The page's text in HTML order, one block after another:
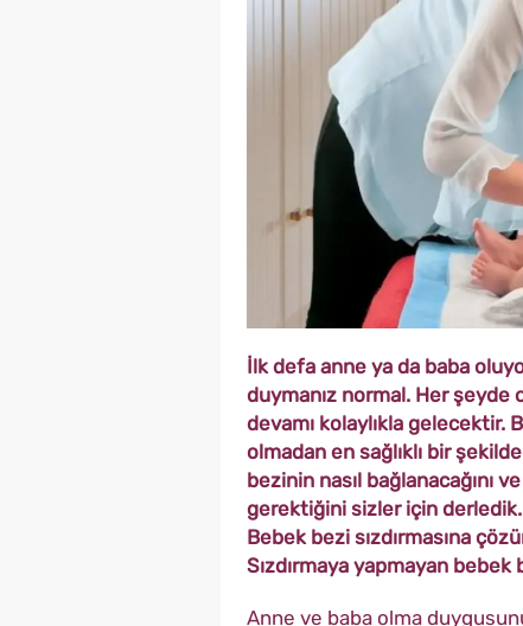
İlk defa anne ya da baba
duymanız normal. Her
devamı kolaylıkla gelecektir.
olmadan en sağlıklı bir
bezinin nasıl bağlanacağını
gerektiğini sizler için
Bebek bezi sızdırmasına
Sızdırmaya yapmayan bebek
Anne ve baba olma